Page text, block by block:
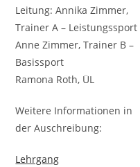
Leitung: Annika Zimmer,
Trainer A – Leistungssport
Anne Zimmer, Trainer B –
Basissport
Ramona Roth, ÜL
Weitere Informationen in
der Auschreibung:
Lehrgang